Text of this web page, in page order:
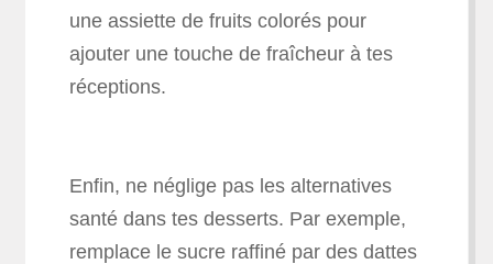
une assiette de fruits colorés pour
ajouter une touche de fraîcheur à tes
réceptions.
Enfin, ne néglige pas les alternatives
santé dans tes desserts. Par exemple,
remplace le sucre raffiné par des dattes